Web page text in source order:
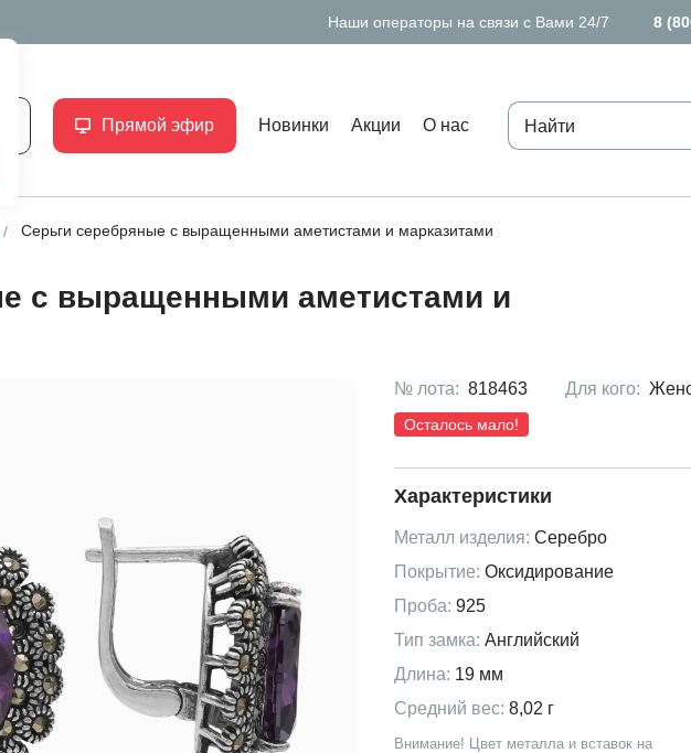
Наши операторы на связи с Вами 24/7 8
Прямой эфир Новинки Акции О нас
Серьги серебряные с выращенными аметистами и марказитами
с выращенными аметистами и
№ лота: 818463 Для кого:
Осталось мало!
Характеристики
Металл изделия: Серебро
Покрытие: Оксидирование
Проба: 925
Тип замка: Английский
Длина: 19 мм
Средний вес: 8,02 г
Внимание! Цвет металла и вставок на